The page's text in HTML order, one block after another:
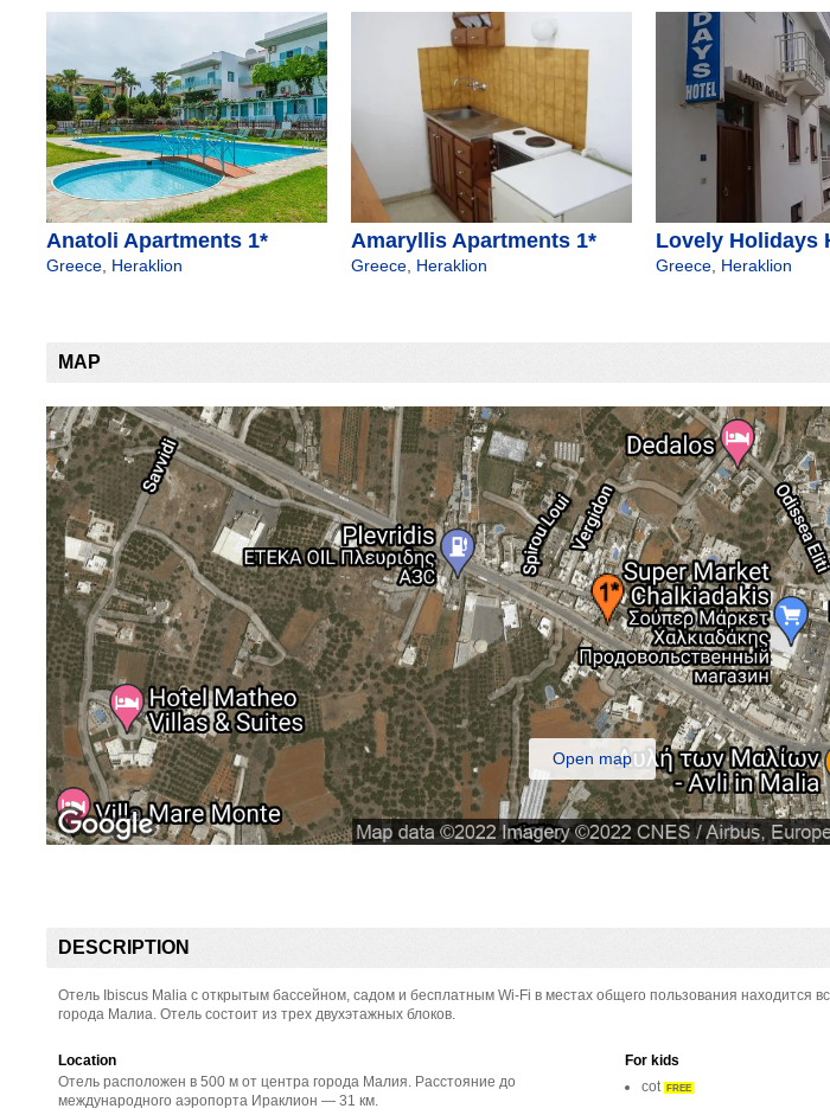
Anatoli Apartments 1*
Greece, Heraklion
Amaryllis Apartments 1*
Greece, Heraklion
Lovely Holidays
Greece Heraklion
MAP
Open map
DESCRIPTION
Отель Ibiscus Malia с открытым бассейном, садом и бесплатным Wi-Fi в местах общего пользования находится
города Малиа. Отель состоит из трех двухэтажных блоков.
Location
Отель расположен в 500 м от центра города Малия. Расстояние до
международного аэропорта Ираклион — 31 км.
For kids
cot FREE